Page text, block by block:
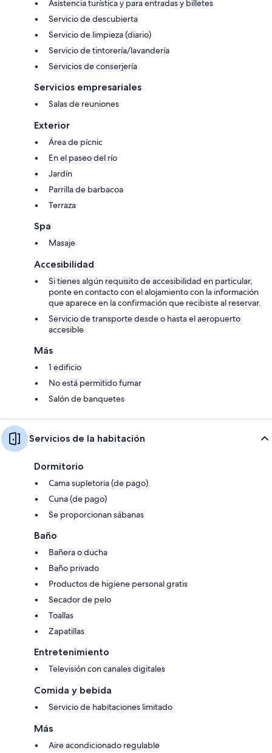
Asistencia turística y para entradas y billetes
Servicio de descubierta
Servicio de limpieza (diario)
Servicio de tintorería/lavandería
Servicios de conserjería
Servicios empresariales
Salas de reuniones
Exterior
Área de pícnic
En el paseo del río
Jardín
Parrilla de barbacoa
Terraza
Spa
Masaje
Accesibilidad
Si tienes algún requisito de accesibilidad en particular,
ponte en contacto con el alojamiento con la información
que aparece en la confirmación que recibiste al reservar.
Servicio de transporte desde o hasta el aeropuerto
accesible
Más
1 edificio
No está permitido fumar
Salón de banquetes
Servicios de la habitación
Dormitorio
Cama supletoria (de pago)
Cuna (de pago)
Se proporcionan sábanas
Baño
Bañera o ducha
Baño privado
Productos de higiene personal gratis
Secador de pelo
Toallas
Zapatillas
Entretenimiento
Televisión con canales digitales
Comida y bebida
Servicio de habitaciones limitado
Más
Aire acondicionado regulable